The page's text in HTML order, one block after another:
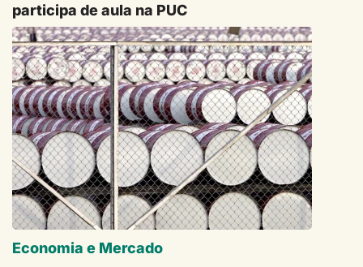
participa de aula na PUC
Economia e Mercado